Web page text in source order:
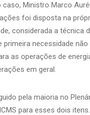
Ministro Marco
foi disposta na
considerada a técnica
primeira necessidade
as operações de
em geral.
pela maioria no
para esses dois